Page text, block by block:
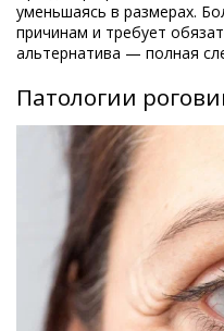
уменьшаясь в размерах.
причинам и требует
альтернатива — полная
Патологии